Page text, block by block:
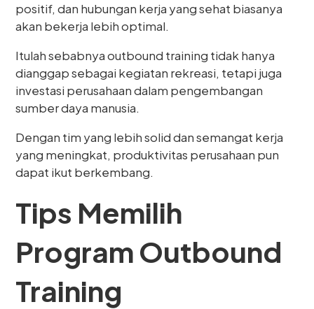
positif, dan hubungan kerja yang sehat biasanya
akan bekerja lebih optimal.
Itulah sebabnya outbound training tidak hanya
dianggap sebagai kegiatan rekreasi, tetapi juga
investasi perusahaan dalam pengembangan
sumber daya manusia.
Dengan tim yang lebih solid dan semangat kerja
yang meningkat, produktivitas perusahaan pun
dapat ikut berkembang.
Tips Memilih
Program Outbound
Training